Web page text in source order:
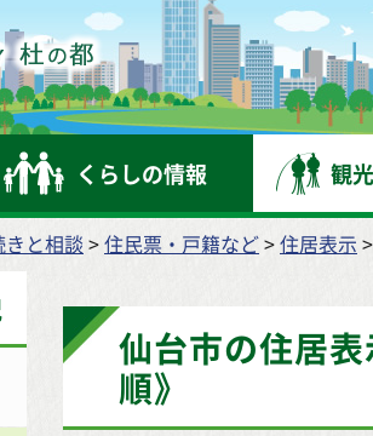
仙台市
くらしの情報 観
きと相談 >住民票・戸籍など>住居表示 >
仙台市の住居
順》